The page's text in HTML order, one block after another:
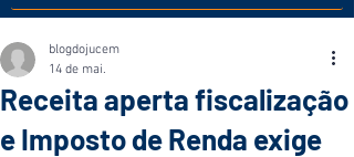
Receita aperta fiscalização
e Imposto de Renda exige
blogdojucem
14 de mai.